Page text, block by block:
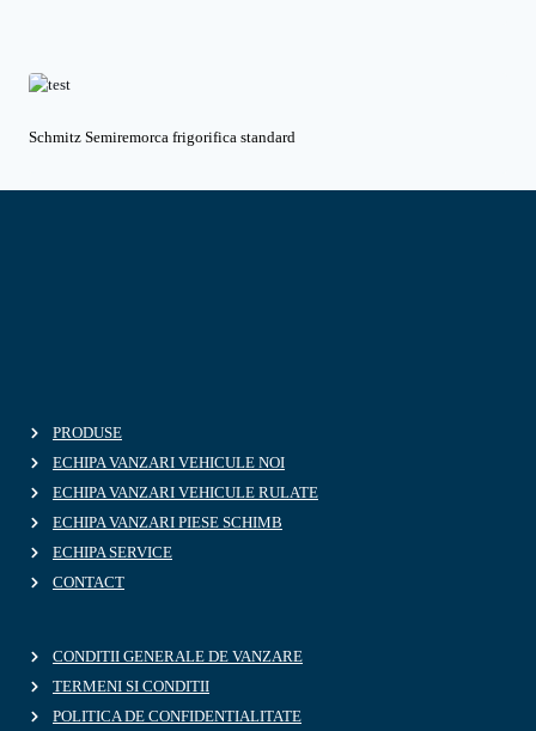
Schmitz Semiremorca frigorifica standard
PRODUSE
ECHIPA VANZARI VEHICULE NOI
ECHIPA VANZARI VEHICULE RULATE
ECHIPA VANZARI PIESE SCHIMB
ECHIPA SERVICE
CONTACT
CONDITII GENERALE DE VANZARE
TERMENI SI CONDITII
POLITICA DE CONFIDENTIALITATE